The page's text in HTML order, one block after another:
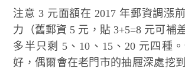
注意 3 元面額在 2017 年郵資調漲
力（舊郵資 5 元，貼 3+5=8 元可補
多半只剩 5、10、15、20 元四種
好，偶爾會在老門市的抽屜深處